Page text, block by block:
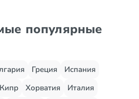
популярные
Греция
Испания
Кипр Хорватия
Италия